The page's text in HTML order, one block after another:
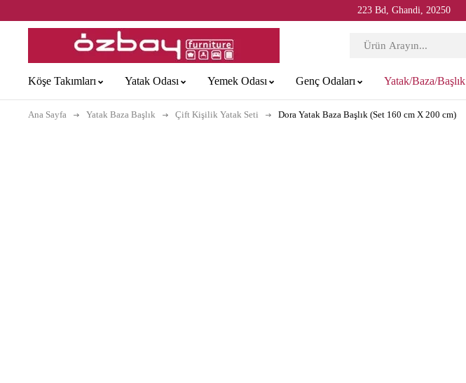
223 Bd, Ghandi, 20250
Köşe Takımları Yatak Odası Yemek Odası Genç Odaları Yatak/Baza/Başlık
Ana Sayfa Yatak Baza Başlık Çift Kişilik Yatak Seti Dora Yatak Baza Başlık (Set 160 cm X 200 cm)